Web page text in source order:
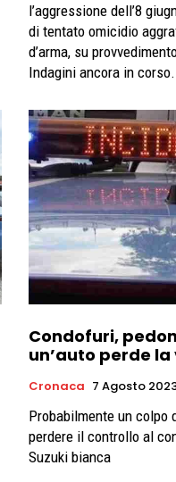
l’aggressione dell’8
di tentato omicidio
d’arma, su
Indagini ancora in corso.
Condofuri,
un’auto perde
Cronaca 7 Agosto
Probabilmente un colpo
perdere il controllo al
Suzuki bianca